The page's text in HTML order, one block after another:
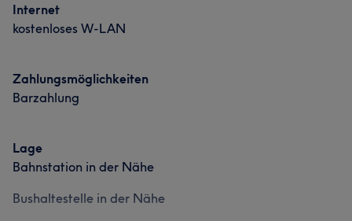
Internet
kostenloses W-LAN
Zahlungsmöglichkeiten
Barzahlung
Lage
Bahnstation in der Nähe
Bushaltestelle in der Nähe